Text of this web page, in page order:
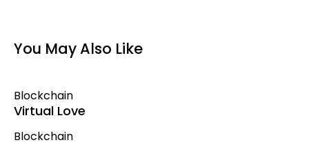
You May Also Like
Blockchain
Virtual Love
Blockchain